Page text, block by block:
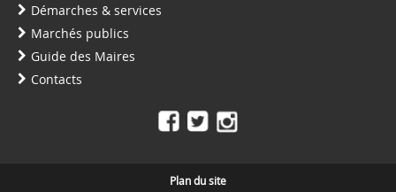
Démarches & services
Marchés publics
Guide des Maires
Contacts
Plan du site